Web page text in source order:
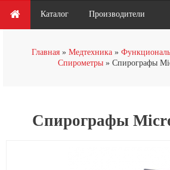
Главное меню
Каталог Производители
Главная Медтехника
Спирометры
Cпирографы
Cпирографы